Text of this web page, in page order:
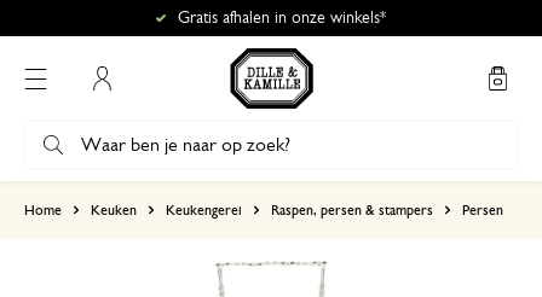
Gratis afhalen in onze winkels*
Home Keuken Keukengerei Raspen, persen & stampers Persen